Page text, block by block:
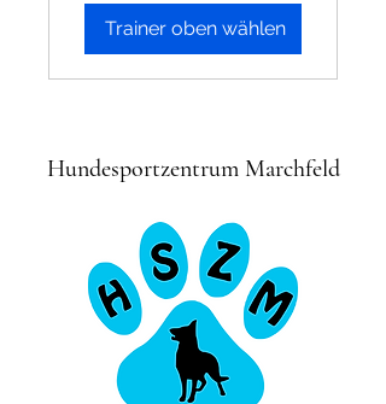
Trainer oben wählen
Hundesportzentrum Marchfeld